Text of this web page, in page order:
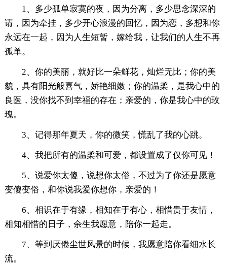
1、多少孤单寂寞的夜，因为分离，多少思念深深的
请，因为牵挂，多少开心浪漫的回忆，因为恋，多想和你
永远在一起，因为人生短暂，嫁给我，让我们的人生不再
孤单。
2、你的美丽，就好比一朵鲜花，灿烂无比；你的美
貌，具有阳光般喜气，娇艳细嫩；你的温柔，是我心中的
良医，没你找不到幸福的存在；亲爱的，你是我心中的玫
瑰。
3、记得那年夏天，你的微笑，慌乱了我的心跳。
4、我把所有的温柔和可爱，都设置成了仅你可见！
5、说爱你太傻，说想你太俗，不过为了你还是愿意
变傻变俗，和你说我爱你想你，亲爱的！
6、相识在于有缘，相知在于有心，相惜贵于友情，
相知相惜的日子，余生我愿意，陪你一起走。
7、等到厌倦尘世风景的时候，我愿意陪你看细水长
流。